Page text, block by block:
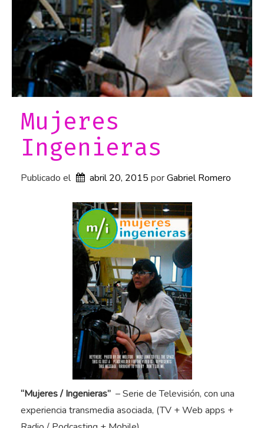
Mujeres
Ingenieras
Publicado el abril 20, 2015 por Gabriel Romero
“Mujeres / Ingenieras” – Serie de Televisión, con una
experiencia transmedia asociada, (TV + Web apps +